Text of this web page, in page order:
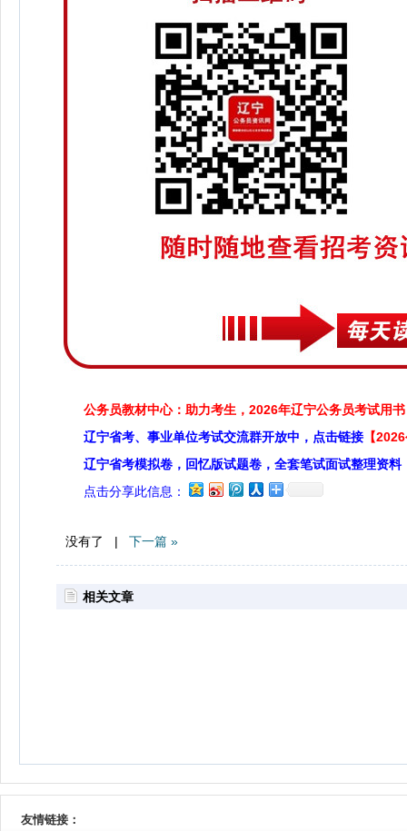
公务员教材中心：助力考生，2026年辽宁公务员考试用书
辽宁省考、事业单位考试交流群开放中，点击链接 【
辽宁省考模拟卷，回忆版试题卷，全套笔试面试整理资料
点击分享此信息：
没有了 | 下一篇 »
相关文章
友情链接：